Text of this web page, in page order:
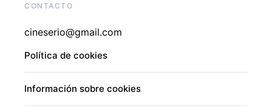
CONTACTO
cineserio@gmail.com
Política de cookies
Información sobre cookies